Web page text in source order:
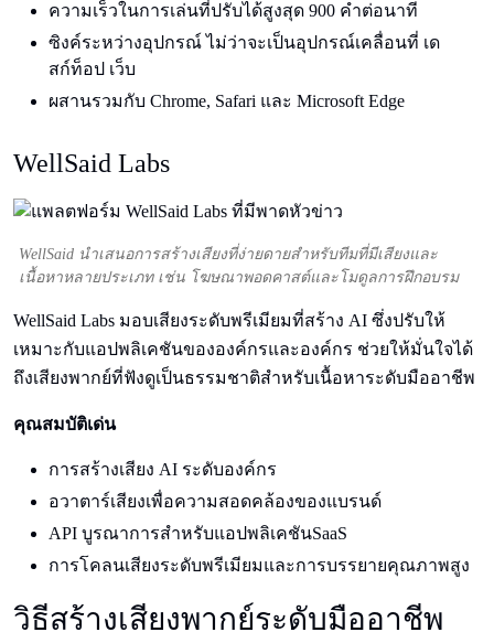
ความเร็วในการเล่นที่ปรับได้สูงสุด 900 คําต่อนาที
ซิงค์ระหว่างอุปกรณ์ ไม่ว่าจะเป็นอุปกรณ์เคลื่อนที่ เด
สก์ท็อป เว็บ
ผสานรวมกับ Chrome, Safari และ Microsoft Edge
WellSaid Labs
WellSaid นําเสนอการสร้างเสียงที่ง่ายดายสําหรับทีมที่มีเสียงและ
เนื้อหาหลายประเภท เช่น โฆษณาพอดคาสต์และโมดูลการฝึกอบรม
WellSaid Labs มอบเสียงระดับพรีเมียมที่สร้าง AI ซึ่งปรับให้
เหมาะกับแอปพลิเคชันขององค์กรและองค์กร ช่วยให้มั่นใจได้
ถึงเสียงพากย์ที่ฟังดูเป็นธรรมชาติสําหรับเนื้อหาระดับมืออาชีพ
คุณสมบัติเด่น
การสร้างเสียง AI ระดับองค์กร
อวาตาร์เสียงเพื่อความสอดคล้องของแบรนด์
API บูรณาการสําหรับแอปพลิเคชันSaaS
การโคลนเสียงระดับพรีเมียมและการบรรยายคุณภาพสูง
วิธีสร้างเสียงพากย์ระดับมืออาชีพ